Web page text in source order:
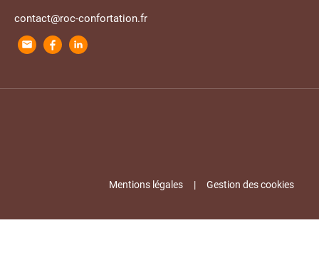
contact@roc-confortation.fr
Mentions légales Gestion des cookies